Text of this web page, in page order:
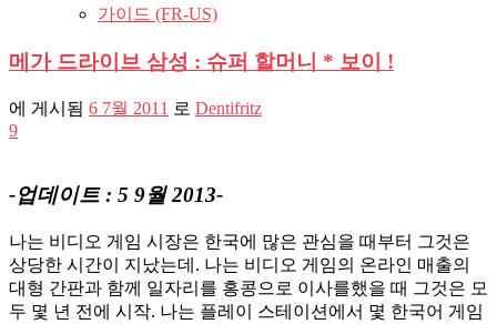
가이드 (FR-US)
메가 드라이브 삼성 : 슈퍼 할머니 * 보이 !
에 게시됨 6 7월 2011 로 Dentifritz
9
-업데이트 : 5 9월 2013-
나는 비디오 게임 시장은 한국에 많은 관심을 때부터 그것은
상당한 시간이 지났는데. 나는 비디오 게임의 온라인 매출의
대형 간판과 함께 일자리를 홍콩으로 이사를했을 때 그것은 모
두 몇 년 전에 시작. 나는 플레이 스테이션에서 몇 한국어 게임